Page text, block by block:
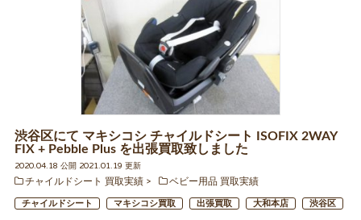
渋谷区にて マキシコシ チャイルドシート ISOFIX 2WAY
FIX + Pebble Plus を出張買取致しました
2020.04.18 公開 2021.01.19 更新
チャイルドシート 買取実績
ベビー用品 買取実績
チャイルドシート マキシコシ買取 出張買取 大和本店 渋谷区